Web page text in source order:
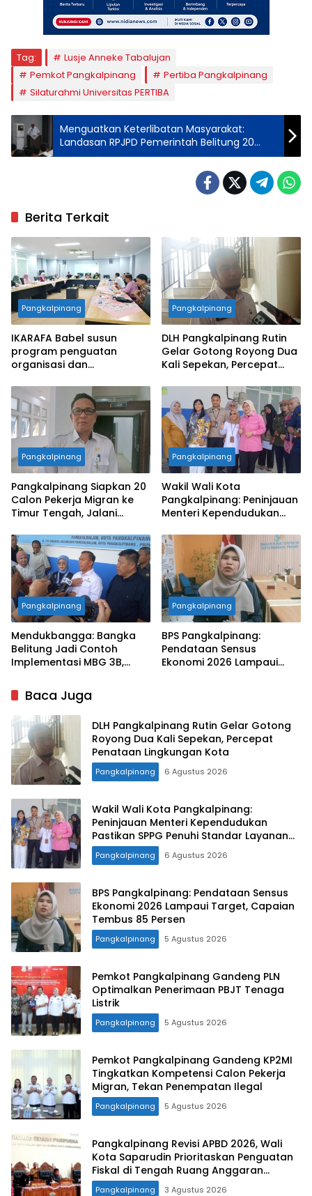
Tag:
Lusje Anneke Tabalujan
Pemkot Pangkalpinang
Pertiba Pangkalpinang
Silaturahmi Universitas PERTIBA
Menguatkan Keterlibatan Masyarakat:
Landasan RPJPD Pemerintah Belitung 20
Tahun Mendatang
Berita Terkait
Pangkalpinang
IKARAFA Babel susun
program penguatan
organisasi dan
Pangkalpinang
DLH Pangkalpinang Rutin
Gelar Gotong Royong Dua
Kali Sepekan, Percepat
Pangkalpinang
Pangkalpinang Siapkan 20
Calon Pekerja Migran ke
Timur Tengah, Jalani
Pangkalpinang
Wakil Wali Kota
Pangkalpinang: Peninjauan
Menteri Kependudukan
Standar Layanan MBG
Pangkalpinang
Mendukbangga: Bangka
Belitung Jadi Contoh
Implementasi MBG 3B,
Balita Terlayani
Pangkalpinang
BPS Pangkalpinang:
Pendataan Sensus
Ekonomi 2026 Lampaui
Baca Juga
DLH Pangkalpinang Rutin Gelar Gotong
Royong Dua Kali Sepekan, Percepat
Penataan Lingkungan Kota
Pangkalpinang 6 Agustus 2026
Wakil Wali Kota Pangkalpinang:
Peninjauan Menteri Kependudukan
Pastikan SPPG Penuhi Standar Layanan
MBG
Pangkalpinang 6 Agustus 2026
BPS Pangkalpinang: Pendataan Sensus
Ekonomi 2026 Lampaui Target, Capaian
Tembus 85 Persen
Pangkalpinang 5 Agustus 2026
Pemkot Pangkalpinang Gandeng PLN
Optimalkan Penerimaan PBJT Tenaga
Listrik
Pangkalpinang 5 Agustus 2026
Pemkot Pangkalpinang Gandeng KP2MI
Tingkatkan Kompetensi Calon Pekerja
Migran, Tekan Penempatan Ilegal
Pangkalpinang 5 Agustus 2026
Pangkalpinang Revisi APBD 2026, Wali
Kota Saparudin Prioritaskan Penguatan
Fiskal di Tengah Ruang Anggaran
Terbatas
Pangkalpinang 3 Agustus 2026